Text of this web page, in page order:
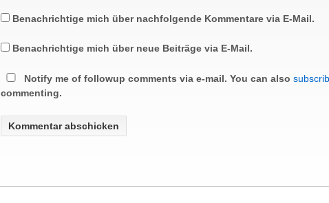
Benachrichtige mich über nachfolgende Kommentare via E-Mail.
Benachrichtige mich über neue Beiträge via E-Mail.
Notify me of followup comments via e-mail. You can also
commenting.